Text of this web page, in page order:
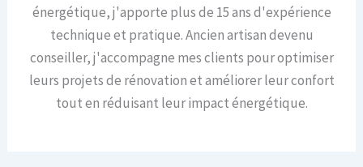
énergétique, j'apporte plus de 15 ans d'expérience
technique et pratique. Ancien artisan devenu
conseiller, j'accompagne mes clients pour optimiser
leurs projets de rénovation et améliorer leur confort
tout en réduisant leur impact énergétique.